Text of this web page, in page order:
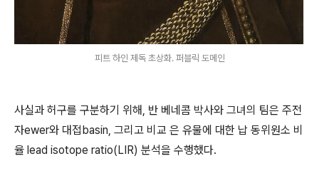
피트 하인 제독 초상화. 퍼블릭 도메인
사실과 허구를 구분하기 위해, 반 베네콤 박사와 그녀의 팀은 주전
자ewer와 대접basin, 그리고 비교 은 유물에 대한 납 동위원소 비
율 lead isotope ratio(LIR) 분석을 수행했다.